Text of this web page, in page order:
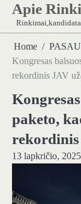
Skip
content
Apie
Home
Kongresas
rekordinis JAV
paketo,
13 lapkričio, 2025